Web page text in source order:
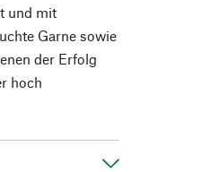
und mit
Garne sowie
der Erfolg
hoch